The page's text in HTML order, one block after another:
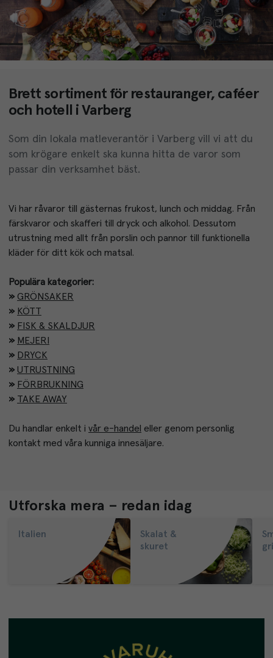
Brett sortiment för restauranger, caféer
och hotell i Varberg
Som din lokala matleverantör i Varberg vill vi att du
som krögare enkelt ska kunna hitta de varor som
passar din verksamhet bäst.
Vi har råvaror till gästernas frukost, lunch och middag. Från
färskvaror och skafferi till dryck och alkohol. Dessutom
utrustning med allt från porslin och pannor till funktionella
kläder för ditt kök och matsal.
Populära kategorier:
» GRÖNSAKER
» KÖTT
» FISK & SKALDJUR
» MEJERI
» DRYCK
» UTRUSTNING
» FÖRBRUKNING
» TAKE AWAY
Du handlar enkelt i vår e-handel eller genom personlig
kontakt med våra kunniga innesäljare.
Utforska mera – redan idag
Italien
Skalat &
skuret